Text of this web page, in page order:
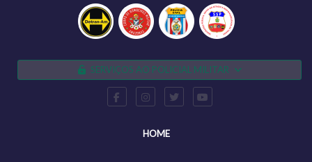
SERVIÇOS AO POLICIAL MILITAR
HOME